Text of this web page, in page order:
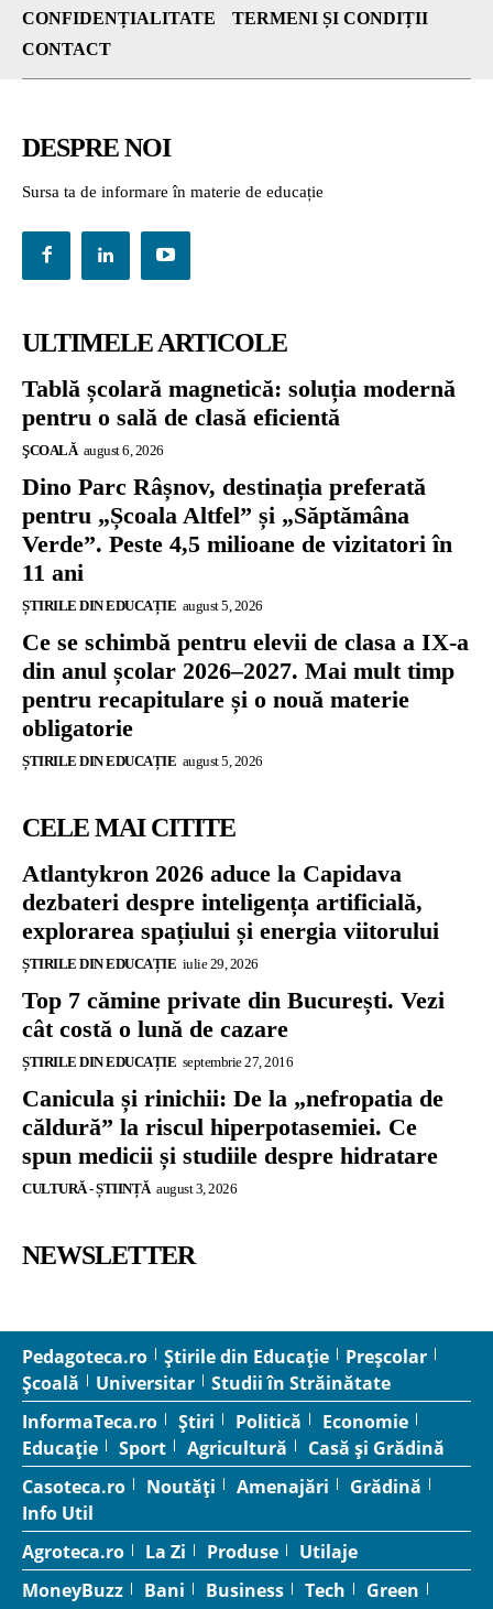
CONFIDENȚIALITATE
TERMENI ȘI CONDIȚII
CONTACT
DESPRE NOI
Sursa ta de informare în materie de educație
ULTIMELE ARTICOLE
Tablă școlară magnetică: soluția modernă
pentru o sală de clasă eficientă
ŞCOALĂ august 6, 2026
Dino Parc Râșnov, destinația preferată
pentru „Școala Altfel” și „Săptămâna
Verde”. Peste 4,5 milioane de vizitatori în
11 ani
ȘTIRILE DIN EDUCAȚIE august 5, 2026
Ce se schimbă pentru elevii de clasa a IX-a
din anul școlar 2026–2027. Mai mult timp
pentru recapitulare și o nouă materie
obligatorie
ȘTIRILE DIN EDUCAȚIE august 5, 2026
CELE MAI CITITE
Atlantykron 2026 aduce la Capidava
dezbateri despre inteligența artificială,
explorarea spațiului și energia viitorului
ȘTIRILE DIN EDUCAȚIE iulie 29, 2026
Top 7 cămine private din București. Vezi
cât costă o lună de cazare
ȘTIRILE DIN EDUCAȚIE septembrie 27, 2016
Canicula și rinichii: De la „nefropatia de
căldură” la riscul hiperpotasemiei. Ce
spun medicii și studiile despre hidratare
CULTURĂ - ȘTIINȚĂ august 3, 2026
NEWSLETTER
Pedagoteca.ro Știrile din Educație
Preșcolar
Școală
Universitar
Studii în Străinătate
InformaTeca.ro
Știri Politică
Economie
Educație
Sport Agricultură
Casă și Grădină
Casoteca.ro
Noutăți Amenajări
Grădină
Info Util
Agroteca.ro
La Zi Produse
Utilaje
MoneyBuzz
Bani Business Tech
Green